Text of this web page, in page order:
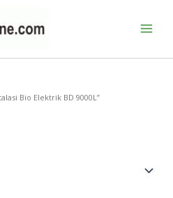
Bio Elektrik BD 9000L”